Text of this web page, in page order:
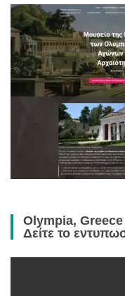
Olympia,
Δείτε το